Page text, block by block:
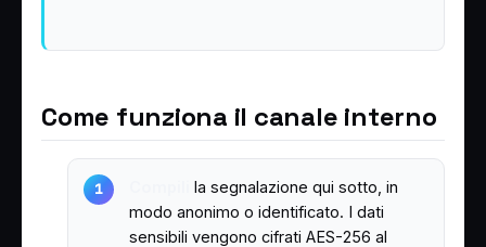
Come funziona il canale interno
la segnalazione qui sotto, in
modo anonimo o identificato. I dati
sensibili vengono cifrati AES-256 al